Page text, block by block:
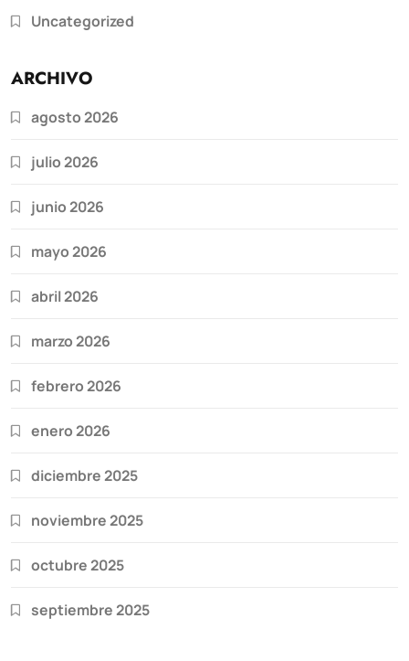
Uncategorized
ARCHIVO
agosto 2026
julio 2026
junio 2026
mayo 2026
abril 2026
marzo 2026
febrero 2026
enero 2026
diciembre 2025
noviembre 2025
octubre 2025
septiembre 2025